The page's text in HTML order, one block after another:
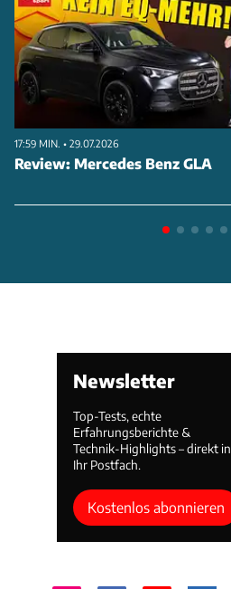
17:59 MIN. • 29.07.2026
Review: Mercedes Benz GLA
Newsletter
Top-Tests, echte
Erfahrungsberichte &
Technik-Highlights – direkt in
Ihr Postfach.
Kostenlos abonnieren